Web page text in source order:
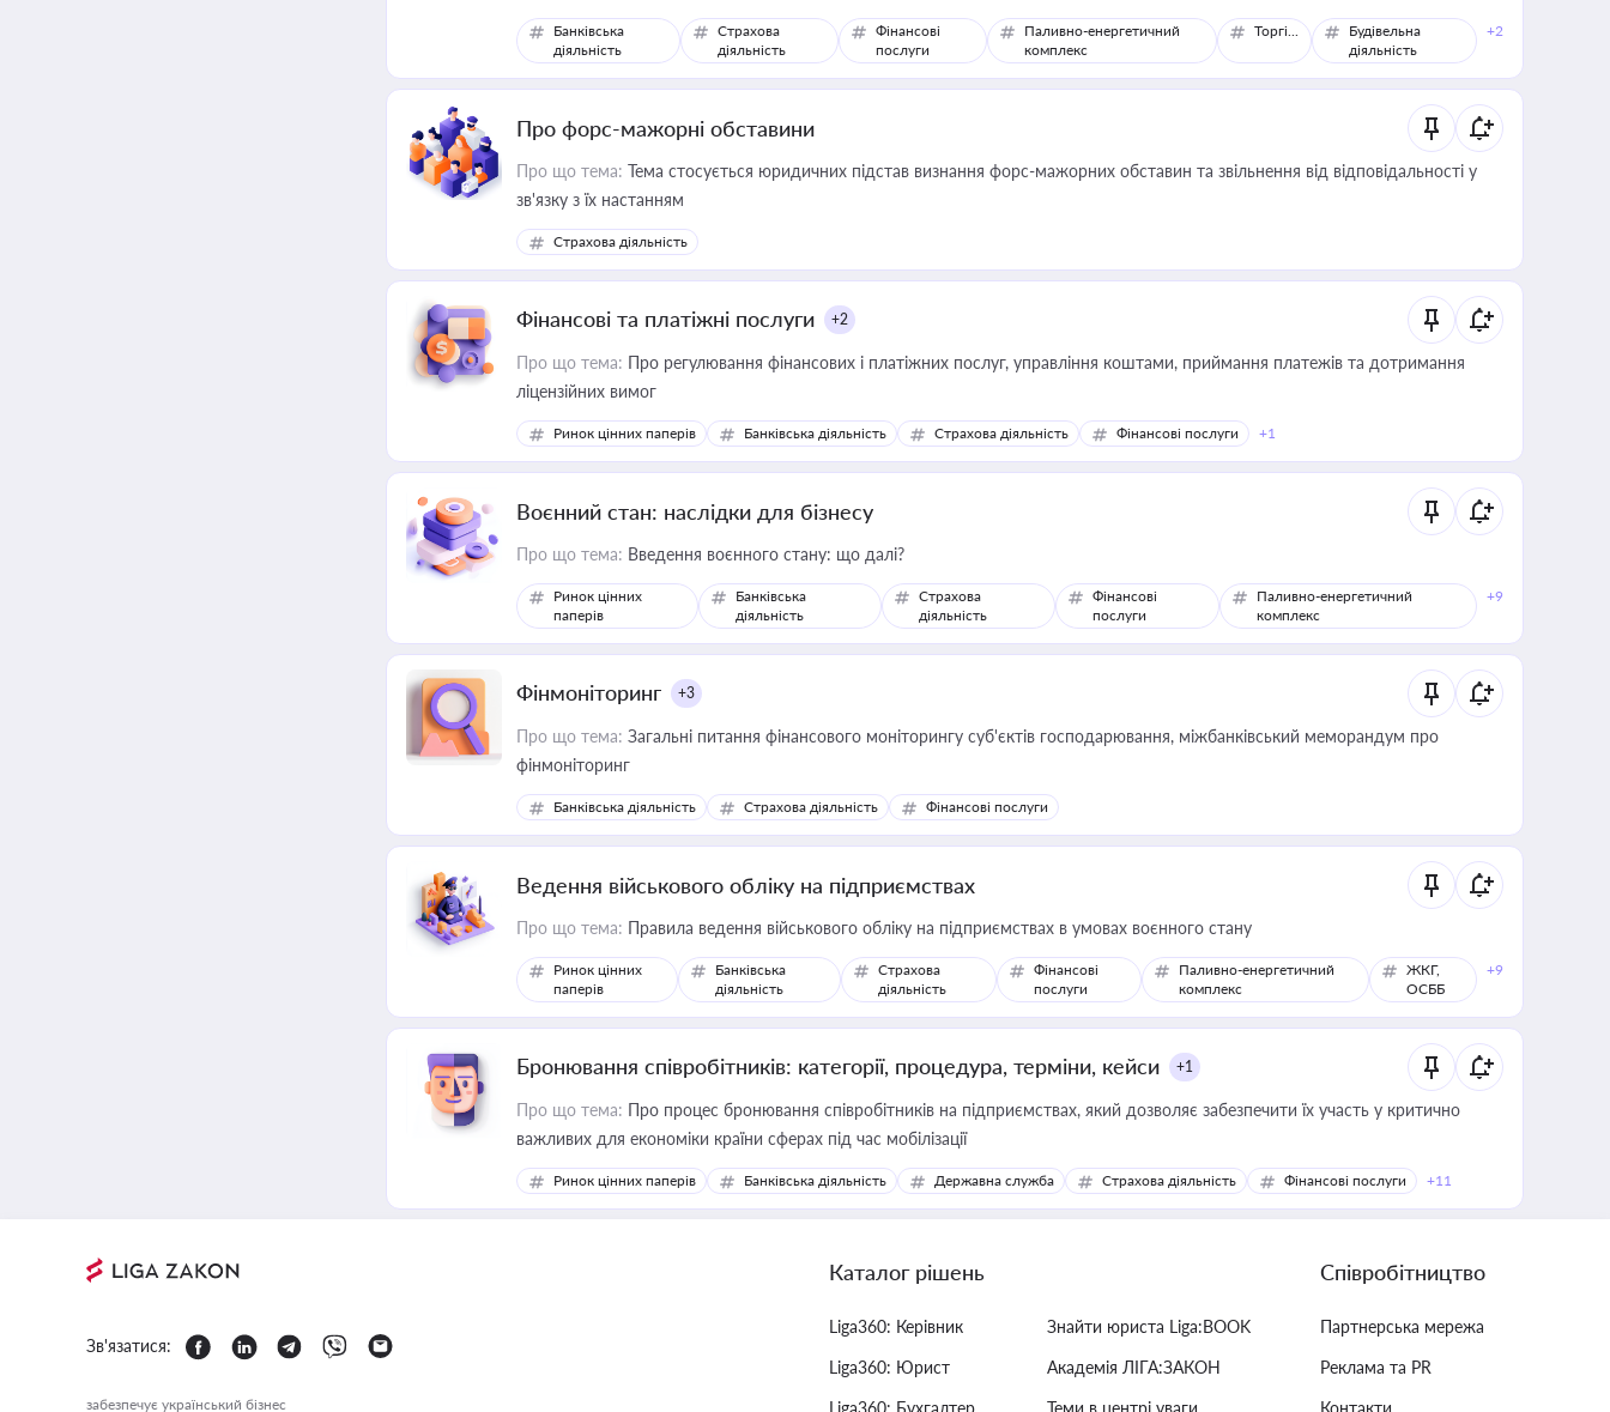
Банківська
діяльність
Страхова
діяльність
Фінансові
послуги
Паливно-енергетичний
комплекс
Торгівля
Будівельна
діяльність
+2
Про форс-мажорні обставини
Про що тема: Тема стосується юридичних підстав визнання форс-мажорних обставин та звільнення від відповідальності у
зв'язку з їх настанням
Страхова діяльність
Фінансові та платіжні послуги +2
Про що тема: Про регулювання фінансових і платіжних послуг, управління коштами, приймання платежів та дотримання
ліцензійних вимог
Ринок цінних паперів Банківська діяльність Страхова діяльність Фінансові послуги +1
Воєнний стан: наслідки для бізнесу
Про що тема: Введення воєнного стану: що далі?
Ринок цінних
паперів
Банківська
діяльність
Страхова
діяльність
Фінансові
послуги
Паливно-енергетичний
комплекс
+9
Фінмоніторинг +3
Про що тема: Загальні питання фінансового моніторингу суб'єктів господарювання, міжбанківський меморандум про
фінмоніторинг
Банківська діяльність Страхова діяльність Фінансові послуги
Ведення військового обліку на підприємствах
Про що тема: Правила ведення військового обліку на підприємствах в умовах воєнного стану
Ринок цінних
паперів
Банківська
діяльність
Страхова
діяльність
Фінансові
послуги
Паливно-енергетичний
комплекс
ЖКГ,
ОСББ
+9
Бронювання співробітників: категорії, процедура, терміни, кейси +1
Про що тема: Про процес бронювання співробітників на підприємствах, який дозволяє забезпечити їх участь у критично
важливих для економіки країни сферах під час мобілізації
Ринок цінних паперів Банківська діяльність Державна служба Страхова діяльність Фінансові послуги +11
Зв'язатися:
забезпечує український бізнес
Каталог рішень
Liga360: Керівник
Liga360: Юрист
Liga360: Бухгалтер
Знайти юриста Liga:BOOK
Академія ЛІГА:ЗАКОН
Теми в центрі уваги
Співробітництво
Партнерська мережа
Реклама та PR
Контакти